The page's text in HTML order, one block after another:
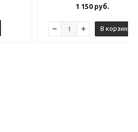
1 150руб.
В корзину